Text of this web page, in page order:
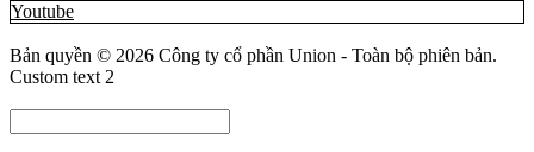
Youtube
Bản quyền © 2026 Công ty cổ phần Union - Toàn bộ phiên bản.
Custom text 2